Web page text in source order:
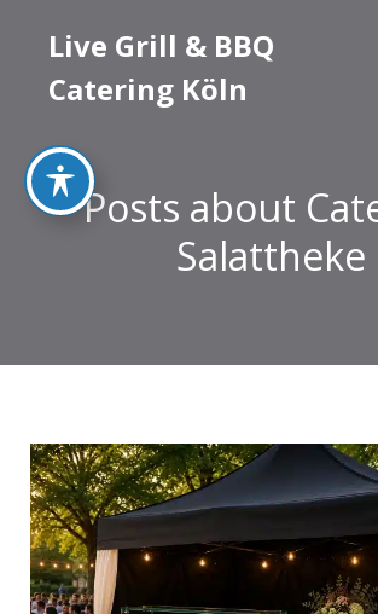
Live Grill & BBQ
Catering Köln
Posts about
Salattheke